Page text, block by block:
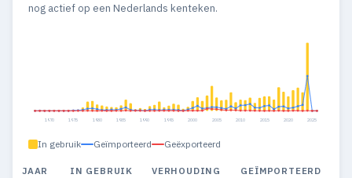
nog actief op een Nederlands kenteken.
1970 1975 1980 1985 1990 1995 2000 2005 2010 2015 2020 2025
In gebruik Geïmporteerd Geëxporteerd
JAAR IN GEBRUIK VERHOUDING GEÏMPORTEERD